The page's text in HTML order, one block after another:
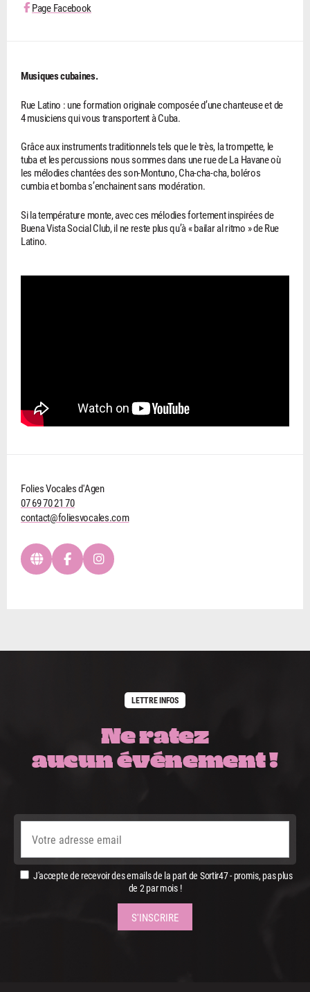
Page Facebook
Musiques cubaines.
Rue Latino : une formation originale composée d’une chanteuse et de
4 musiciens qui vous transportent à Cuba.
Grâce aux instruments traditionnels tels que le très, la trompette, le
tuba et les percussions nous sommes dans une rue de La Havane où
les mélodies chantées des son-Montuno, Cha-cha-cha, boléros
cumbia et bomba s’enchainent sans modération.
Si la température monte, avec ces mélodies fortement inspirées de
Buena Vista Social Club, il ne reste plus qu’à « bailar al ritmo » de Rue
Latino.
Folies Vocales d'Agen
07 69 70 21 70
contact@foliesvocales.com
LETTRE INFOS
Ne ratez
aucun événement !
J'accepte de recevoir des emails de la part de Sortir47 - promis, pas plus
de 2 par mois !